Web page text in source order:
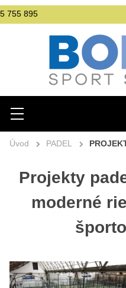
Hľadať
Menu
Úvod PADEL
Projekty
moderné